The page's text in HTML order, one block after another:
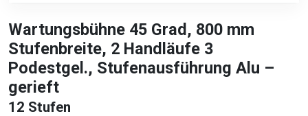
Wartungsbühne 45 Grad, 800 mm
Stufenbreite, 2 Handläufe 3
Podestgel., Stufenausführung Alu –
gerieft
12 Stufen